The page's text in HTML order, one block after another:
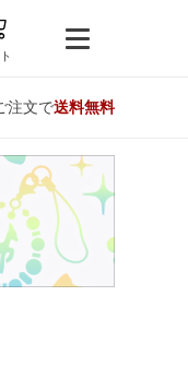
注文で送料無料